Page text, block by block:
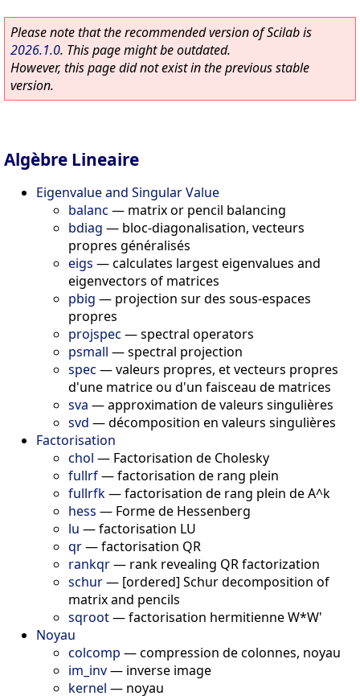
Please note that the recommended version of Scilab is
2026.1.0. This page might be outdated.
However, this page did not exist in the previous stable
version.
Algèbre Lineaire
Eigenvalue and Singular Value
balanc — matrix or pencil balancing
bdiag — bloc-diagonalisation, vecteurs
propres généralisés
eigs —calculates largest eigenvalues and
eigenvectors of matrices
pbig — projection sur des sous-espaces
propres
projspec —spectral operators
psmall —spectral projection
spec —valeurs propres, et vecteurs propres
d'une matrice ou d'un faisceau de matrices
sva —approximation de valeurs singulières
svd —décomposition en valeurs singulières
Factorisation
chol — Factorisation de Cholesky
fullrf—factorisation de rang plein
fullrfk—factorisation de rang plein de A^k
hess — Forme de Hessenberg
lu —factorisation LU
qr—factorisation QR
rankqr— rank revealing QR factorization
schur— [ordered] Schur decomposition of
matrix and pencils
sqroot—factorisation hermitienne W*W'
Noyau
colcomp —compression de colonnes, noyau
im_inv— inverse image
kernel — noyau